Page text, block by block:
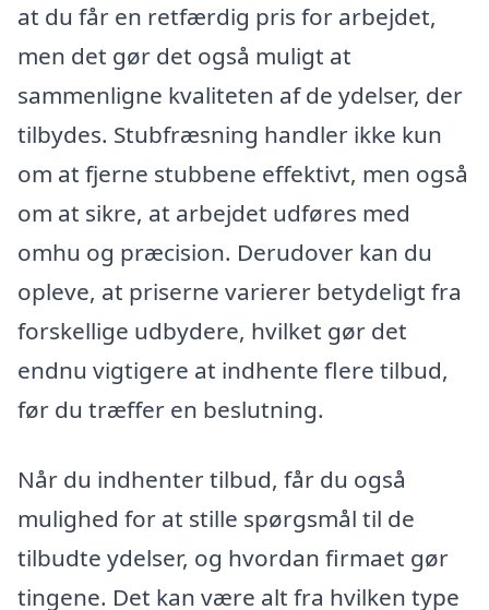
at du får en retfærdig pris for arbejdet,
men det gør det også muligt at
sammenligne kvaliteten af de ydelser, der
tilbydes. Stubfræsning handler ikke kun
om at fjerne stubbene effektivt, men også
om at sikre, at arbejdet udføres med
omhu og præcision. Derudover kan du
opleve, at priserne varierer betydeligt fra
forskellige udbydere, hvilket gør det
endnu vigtigere at indhente flere tilbud,
før du træffer en beslutning.
Når du indhenter tilbud, får du også
mulighed for at stille spørgsmål til de
tilbudte ydelser, og hvordan firmaet gør
tingene. Det kan være alt fra hvilken type